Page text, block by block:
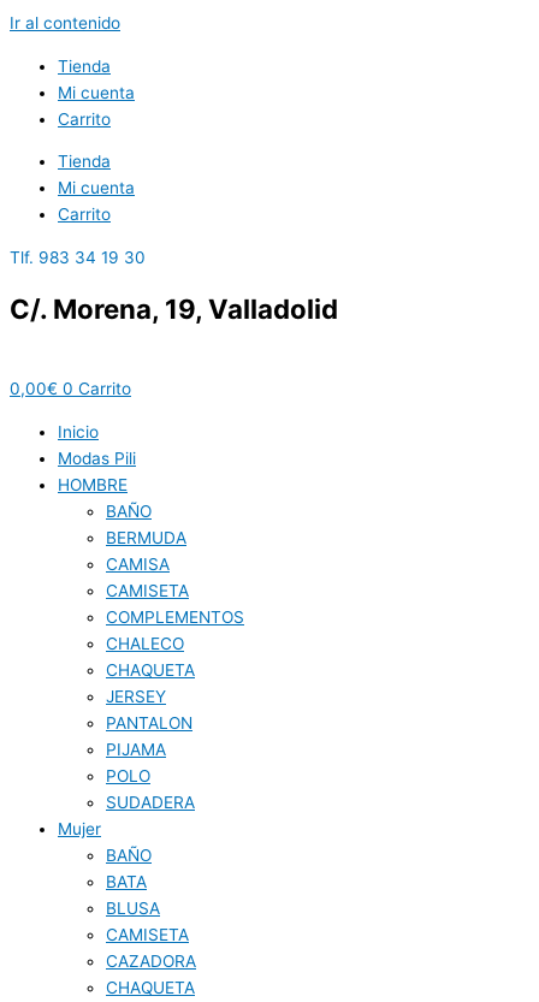
Ir al contenido
Tienda
Mi cuenta
Carrito
Tienda
Mi cuenta
Carrito
Tlf. 983 34 19 30
C/. Morena, 19, Valladolid
0,00€ 0 Carrito
Inicio
Modas Pili
HOMBRE
BAÑO
BERMUDA
CAMISA
CAMISETA
COMPLEMENTOS
CHALECO
CHAQUETA
JERSEY
PANTALON
PIJAMA
POLO
SUDADERA
Mujer
BAÑO
BATA
BLUSA
CAMISETA
CAZADORA
CHAQUETA